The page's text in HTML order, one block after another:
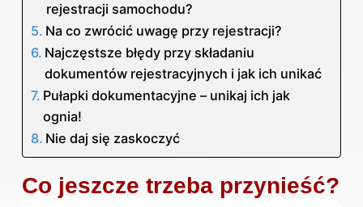
rejestracji samochodu?
Na co zwrócić uwagę przy rejestracji?
Najczęstsze błędy przy składaniu
dokumentów rejestracyjnych i jak ich unikać
Pułapki dokumentacyjne – unikaj ich jak
ognia!
Nie daj się zaskoczyć
Co jeszcze trzeba przynieść?